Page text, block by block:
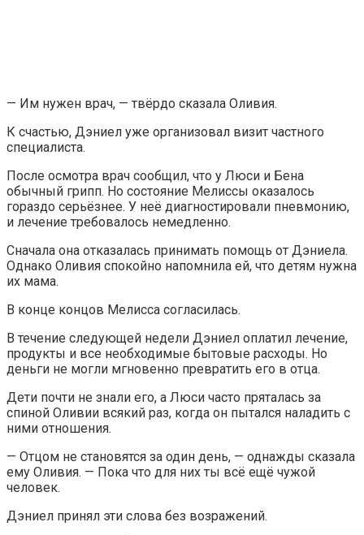
— Им нужен врач, — твёрдо сказала Оливия.
К счастью, Дэниел уже организовал визит частного
специалиста.
После осмотра врач сообщил, что у Люси и Бена
обычный грипп. Но состояние Мелиссы оказалось
гораздо серьёзнее. У неё диагностировали пневмонию,
и лечение требовалось немедленно.
Сначала она отказалась принимать помощь от Дэниела.
Однако Оливия спокойно напомнила ей, что детям нужна
их мама.
В конце концов Мелисса согласилась.
В течение следующей недели Дэниел оплатил лечение,
продукты и все необходимые бытовые расходы. Но
деньги не могли мгновенно превратить его в отца.
Дети почти не знали его, а Люси часто пряталась за
спиной Оливии всякий раз, когда он пытался наладить с
ними отношения.
— Отцом не становятся за один день, — однажды сказала
ему Оливия. — Пока что для них ты всё ещё чужой
человек.
Дэниел принял эти слова без возражений.